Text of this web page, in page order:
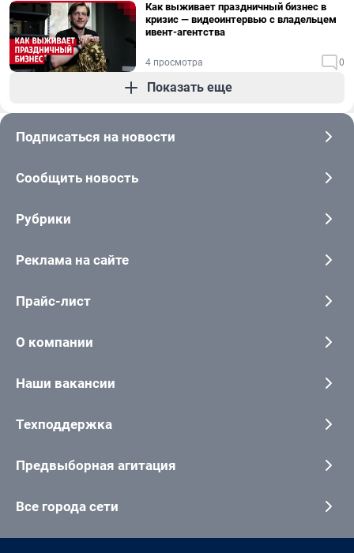
Как выживает праздничный бизнес в
кризис — видеоинтервью с владельцем
ивент-агентства
4 просмотра 0
Показать еще
Подписаться на новости
Сообщить новость
Рубрики
Реклама на сайте
Прайс-лист
О компании
Наши вакансии
Техподдержка
Предвыборная агитация
Все города сети